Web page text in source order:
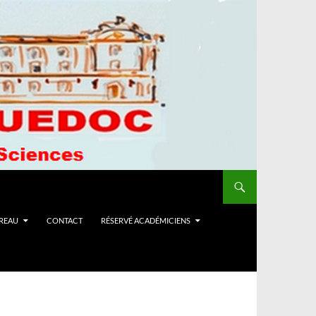
CONTACT RÉSERVÉ ACADÉMICIENS